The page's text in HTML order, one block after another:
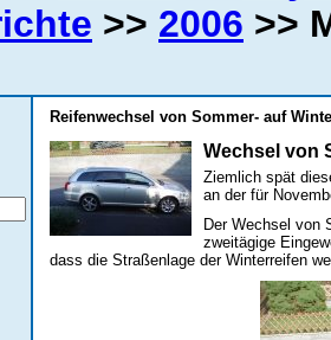
>> 2006 >>
Reifenwechsel von Sommer- auf
Wechsel von
Ziemlich spät
an der für
Der Wechsel von
zweitägige
dass die Straßenlage der Winterreifen